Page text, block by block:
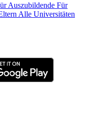
Auszubildende Für
Alle Universitäten